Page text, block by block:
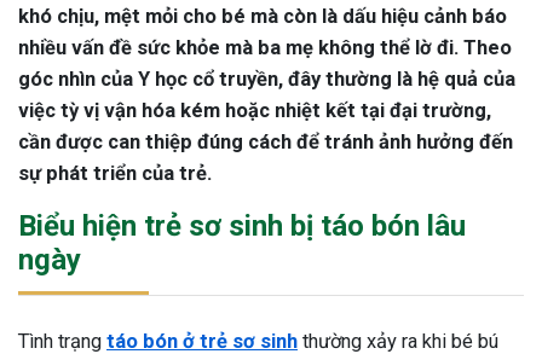
khó chịu, mệt mỏi cho bé mà còn là dấu hiệu cảnh báo
nhiều vấn đề sức khỏe mà ba mẹ không thể lờ đi. Theo
góc nhìn của Y học cổ truyền, đây thường là hệ quả của
việc tỳ vị vận hóa kém hoặc nhiệt kết tại đại trường,
cần được can thiệp đúng cách để tránh ảnh hưởng đến
sự phát triển của trẻ.
Biểu hiện trẻ sơ sinh bị táo bón lâu
ngày
Tình trạng táo bón ở trẻ sơ sinh thường xảy ra khi bé bú